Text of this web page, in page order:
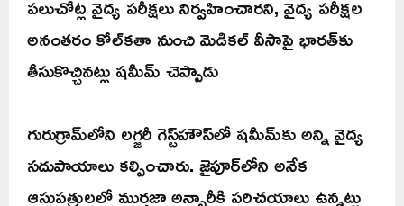
పలుచోట్ల వైద్య పరీక్షలు నిర్వహించారని, వైద్య పరీక్షల
అనంతరం కోల్‌కతా నుంచి మెడికల్ వీసాపై భారత్‌కు
తీసుకొచ్చినట్లు షమీమ్ చెప్పాడు
గురుగ్రామ్‌లోని లగ్జరీ గెస్ట్‌హౌస్‌లో షమీమ్‌కు అన్ని వైద్య
సదుపాయాలు కల్పించారు. జైపూర్‌లోని అనేక
ఆసుపత్రులలో ముర్తజా అన్సారీకి పరిచయాలు ఉన్నట్లు